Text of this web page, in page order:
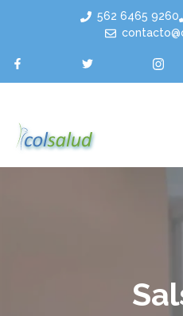
contenido
562 6465 9260